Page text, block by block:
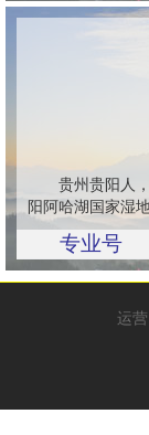
贵州贵阳人
阳阿哈湖国家湿
专业号
运营